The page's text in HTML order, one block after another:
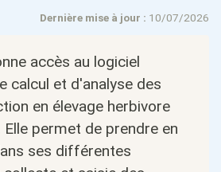
Dernière mise à jour : 10/07/2026
accès au logiciel
calcul et d'analyse des
en élevage herbivore
permet de prendre en
ses différentes